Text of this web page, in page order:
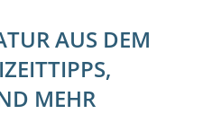
AUS DEM
MEHR